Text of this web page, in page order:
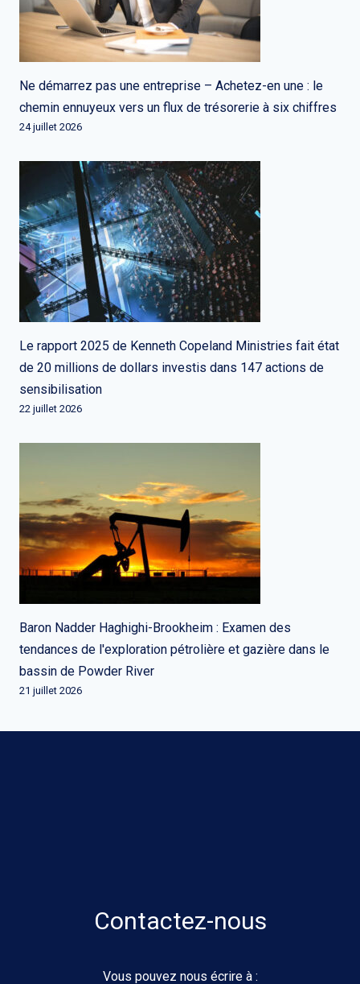
Ne démarrez pas une entreprise – Achetez-en une : le
chemin ennuyeux vers un flux de trésorerie à six chiffres
24 juillet 2026
Le rapport 2025 de Kenneth Copeland Ministries fait état
de 20 millions de dollars investis dans 147 actions de
sensibilisation
22 juillet 2026
Baron Nadder Haghighi-Brookheim : Examen des
tendances de l'exploration pétrolière et gazière dans le
bassin de Powder River
21 juillet 2026
Contactez-nous
Vous pouvez nous écrire à :